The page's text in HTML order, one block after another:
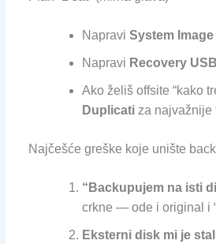
Napravi System Image
Napravi Recovery USB
Ako želiš offsite “kako
Duplicatiza najvažnije
Najčešće greške koje unište
“Backupujem na isti
crkne — ode i original i
Eksterni disk mi je